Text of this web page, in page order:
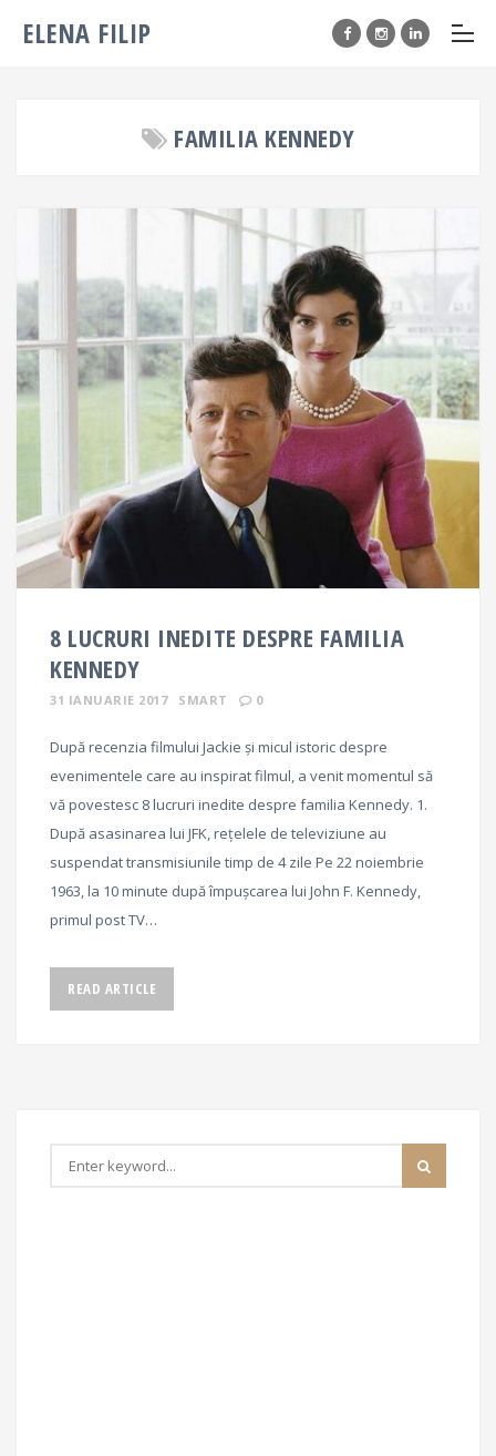
ELENA FILIP
FAMILIA KENNEDY
8 LUCRURI INEDITE DESPRE FAMILIA
KENNEDY
31 IANUARIE 2017 SMART 0
După recenzia filmului Jackie și micul istoric despre
evenimentele care au inspirat filmul, a venit momentul să
vă povestesc 8 lucruri inedite despre familia Kennedy. 1.
După asasinarea lui JFK, rețelele de televiziune au
suspendat transmisiunile timp de 4 zile Pe 22 noiembrie
1963, la 10 minute după împuşcarea lui John F. Kennedy,
primul post TV…
READ ARTICLE